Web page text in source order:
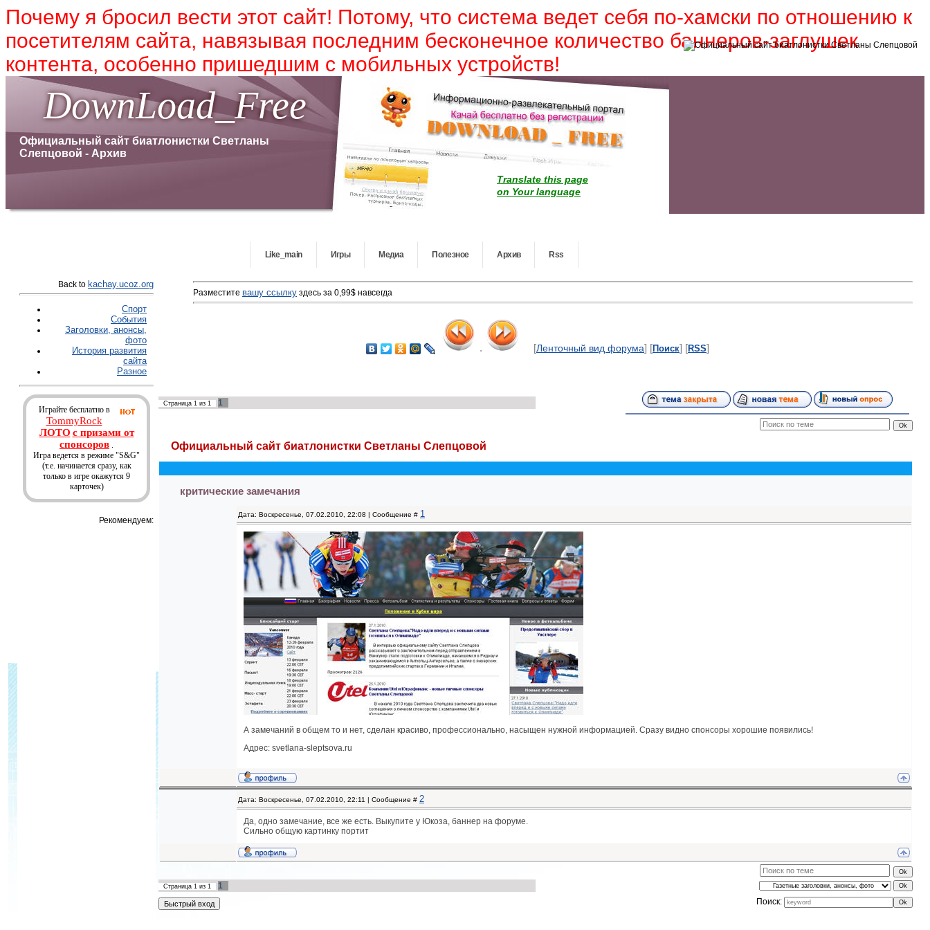
Почему я бросил вести этот сайт! Потому, что система ведет себя по-хамски по отношению к
посетителям сайта, навязывая последним бесконечное количество баннеров-заглушек
контента, особенно пришедшим с мобильных устройств!
DownLoad_Free
Официальный сайт биатлонистки Светланы
Слепцовой - Архив
Translate this page
on Your language
Like_main Игры Медиа Полезное Архив Rss
Back to kachay.ucoz.org
Спорт
События
Заголовки, анонсы,
фото
История развития
сайта
Разное
Играйте бесплатно в
TommyRock
ЛОТО с призами от
спонсоров .
Игра ведется в режиме "S&G"
(т.е. начинается сразу, как
только в игре окажутся 9
карточек)
Рекомендуем:
Разместите вашу ссылку здесь за 0,99$ навсегда
. [Ленточный вид форума] [Поиск] [RSS]
Страница 1 из 1 1
Официальный сайт биатлонистки Светланы Слепцовой
критические замечания
Дата: Воскресенье, 07.02.2010, 22:08 | Сообщение # 1
А замечаний в общем то и нет, сделан красиво, профессионально, насыщен нужной информацией. Сразу видно спонсоры хорошие появились!
Адрес: svetlana-sleptsova.ru
Дата: Воскресенье, 07.02.2010, 22:11 | Сообщение # 2
Да, одно замечание, все же есть. Выкупите у Юкоза, баннер на форуме.
Сильно общую картинку портит
Страница 1 из 1
1
Поиск: